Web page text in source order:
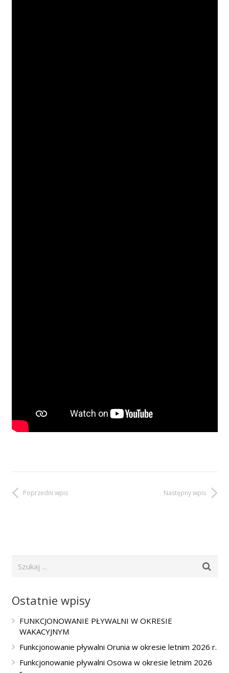
Poprzedni wpis Następny wpis
Ostatnie wpisy
FUNKCJONOWANIE PŁYWALNI W OKRESIE
WAKACYJNYM
Funkcjonowanie pływalni Orunia w okresie letnim 2026 r.
Funkcjonowanie pływalni Osowa w okresie letnim 2026